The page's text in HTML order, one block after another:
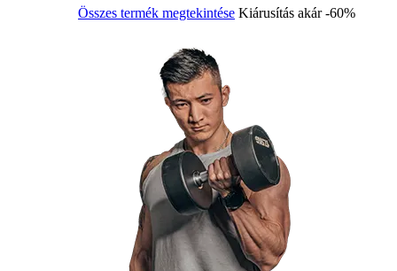
Összes termék megtekintése Kiárusítás akár -60%